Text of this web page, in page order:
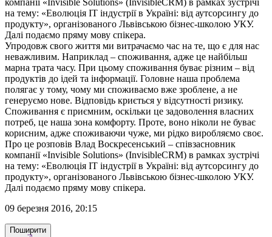
на тему: «Еволюція IT індустрії в Україні: від аутсорсингу до
продукту», організованого Львівською бізнес-школою УКУ.
Далі подаємо пряму мову спікера.
Упродовж свого життя ми витрачаємо час на те, що є для нас
неважливим. Наприклад – споживання, адже це найбільш
марна трата часу. При цьому споживання буває різним – від
продуктів до ідей та інформації. Головне наша проблема
полягає у тому, чому ми споживаємо вже зроблене, а не
генеруємо нове. Відповідь криється у відсутності ризику.
Споживання є приємним, оскільки це задоволення власних
потреб, це наша зона комфорту. Проте, воно ніколи не буває
корисним, адже споживаючи чуже, ми рідко виробляємо своє.
Про це розповів Влад Воскресенський – співзасновник
компанії «Invisible Solutions» (InvisibleCRM) в рамках зустрічі
на тему: «Еволюція IT індустрії в Україні: від аутсорсингу до
продукту», організованого Львівською бізнес-школою УКУ.
Далі подаємо пряму мову спікера.
09 березня 2016, 20:15
Поширити